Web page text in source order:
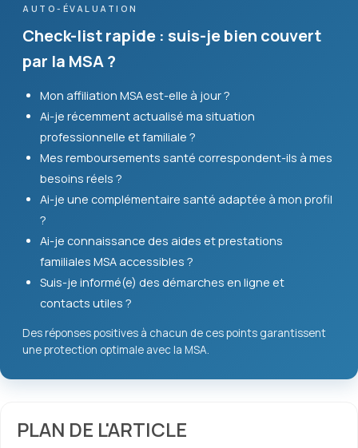
AUTO-ÉVALUATION
Check-list rapide : suis-je bien couvert
par la MSA ?
Mon affiliation MSA est-elle à jour ?
Ai-je récemment actualisé ma situation
professionnelle et familiale ?
Mes remboursements santé correspondent-ils à mes
besoins réels ?
Ai-je une complémentaire santé adaptée à mon profil
?
Ai-je connaissance des aides et prestations
familiales MSA accessibles ?
Suis-je informé(e) des démarches en ligne et
contacts utiles ?
Des réponses positives à chacun de ces points garantissent
une protection optimale avec la MSA.
PLAN DE L'ARTICLE